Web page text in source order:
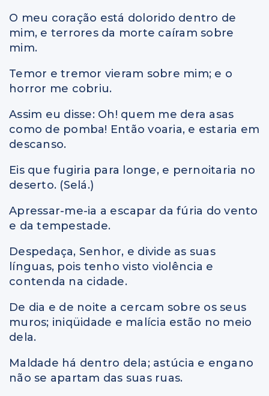
O meu coração está dolorido dentro de
mim, e terrores da morte caíram sobre
mim.
Temor e tremor vieram sobre mim; e o
horror me cobriu.
Assim eu disse: Oh! quem me dera asas
como de pomba! Então voaria, e estaria em
descanso.
Eis que fugiria para longe, e pernoitaria no
deserto. (Selá.)
Apressar-me-ia a escapar da fúria do vento
e da tempestade.
Despedaça, Senhor, e divide as suas
línguas, pois tenho visto violência e
contenda na cidade.
De dia e de noite a cercam sobre os seus
muros; iniqüidade e malícia estão no meio
dela.
Maldade há dentro dela; astúcia e engano
não se apartam das suas ruas.